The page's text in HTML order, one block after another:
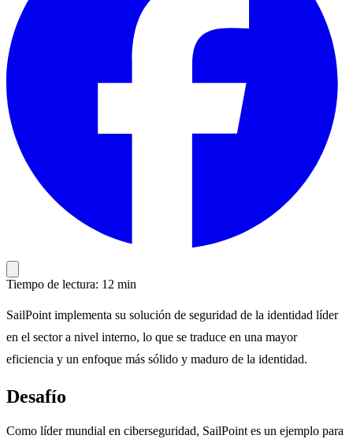
Tiempo de lectura: 12 min
SailPoint implementa su solución de seguridad de la identidad líder
en el sector a nivel interno, lo que se traduce en una mayor
eficiencia y un enfoque más sólido y maduro de la identidad.
Desafío
Como líder mundial en ciberseguridad, SailPoint es un ejemplo para